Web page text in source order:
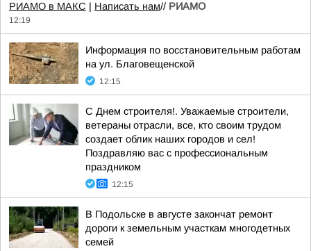
РИАМО в МАКС | Написать нам// РИАМО
12:19
Информация по восстановительным работам
на ул. Благовещенской
12:15
С Днем строителя!. Уважаемые строители,
ветераны отрасли, все, кто своим трудом
создает облик наших городов и сел!
Поздравляю вас с профессиональным
праздником
12:15
В Подольске в августе закончат ремонт
дороги к земельным участкам многодетных
семей